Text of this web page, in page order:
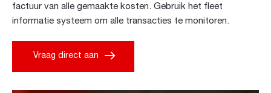
factuur van alle gemaakte kosten. Gebruik het fleet
informatie systeem om alle transacties te monitoren.
Vraag direct aan